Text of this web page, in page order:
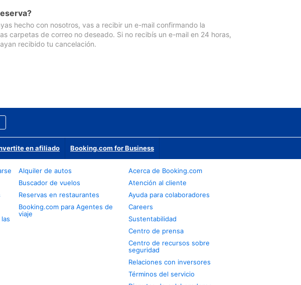
hecho con nosotros, vas a recibir un e-mail confirmando la
carpetas de correo no deseado. Si no recibís un e-mail en 24 horas,
recibido tu cancelación.
en afiliado Booking.com for Business
Alquiler de autos
Buscador de vuelos
Reservas en restaurantes
Booking.com para Agentes de
viaje
Acerca de Booking.com
Atención al cliente
Ayuda para colaboradores
Careers
Sustentabilidad
Centro de prensa
Centro de recursos sobre
seguridad
Relaciones con inversores
Términos del servicio